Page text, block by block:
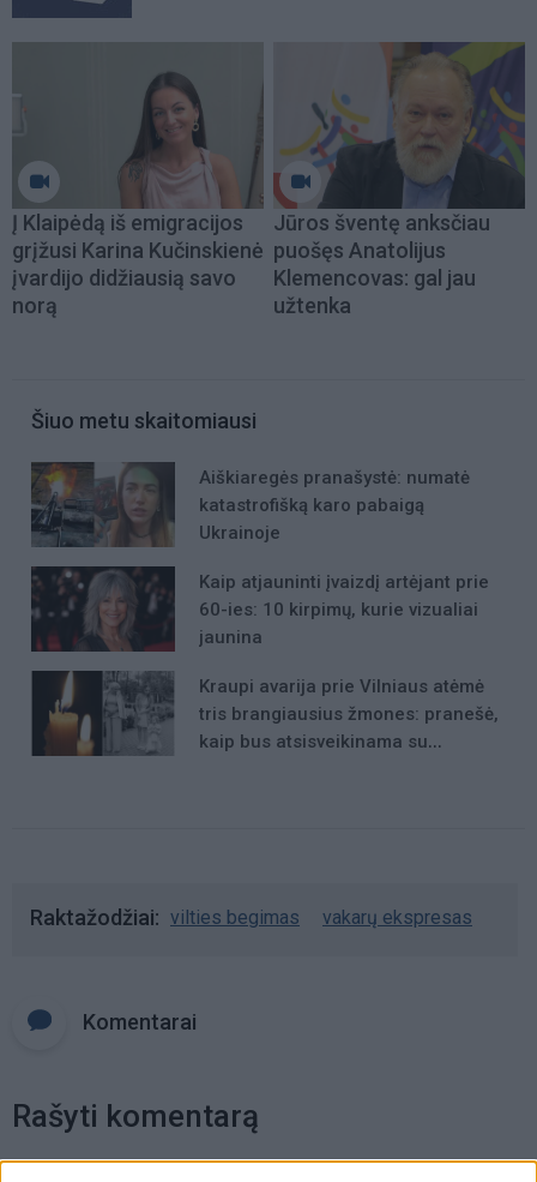
Į Klaipėdą iš emigracijos
grįžusi Karina Kučinskienė
įvardijo didžiausią savo
norą
Jūros šventę anksčiau
puošęs Anatolijus
Klemencovas: gal jau
užtenka
Šiuo metu skaitomiausi
Aiškiaregės pranašystė: numatė
katastrofišką karo pabaigą
Ukrainoje
Kaip atjauninti įvaizdį artėjant prie
60-ies: 10 kirpimų, kurie vizualiai
jaunina
Kraupi avarija prie Vilniaus atėmė
tris brangiausius žmones: pranešė,
kaip bus atsisveikinama su
Raktažodžiai vilties begimas vakarų ekspresas
Komentarai
Rašyti komentarą
Jūsų vardas